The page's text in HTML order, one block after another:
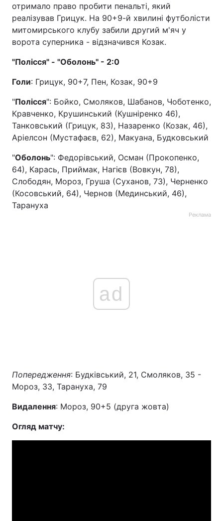
отримало право пробити пенальті, який
реалізував Грицук. На 90+9-й хвилині футболісти
митомирського клубу забили другий м'яч у
ворота суперника - відзначився Козак.
"Полісся" - "Оболонь" - 2:0
Голи: Грицук, 90+7, Пен, Козак, 90+9
"Полісся": Бойко, Смоляков, Шабанов, Чоботенко,
Кравченко, Крушинський (Кушніренко 46),
Танковський (Грицук, 83), Назаренко (Козак, 46),
Аріелсон (Мустафаєв, 62), Макуана, Будковський
"Оболонь": Федорівський, Осман (Прокопенко,
64), Карась, Приймак, Нагієв (Вовкун, 78),
Слободян, Мороз, Груша (Суханов, 73), Черненко
(Косовський, 64), Чернов (Мединський, 46),
Тарануха
Реклама
ad
Попередження: Будківський, 21, Смоляков, 35 -
Мороз, 33, Тарануха, 79
Видалення: Мороз, 90+5 (друга жовта)
Огляд матчу: